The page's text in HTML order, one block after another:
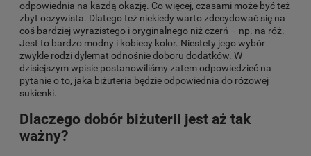
odpowiednia na każdą okazję. Co więcej, czasami może być też
zbyt oczywista. Dlatego też niekiedy warto zdecydować się na
coś bardziej wyrazistego i oryginalnego niż czerń – np. na róż.
Jest to bardzo modny i kobiecy kolor. Niestety jego wybór
zwykle rodzi dylemat odnośnie doboru dodatków. W
dzisiejszym wpisie postanowiliśmy zatem odpowiedzieć na
pytanie o to, jaka biżuteria będzie odpowiednia do różowej
sukienki.
Dlaczego dobór biżuterii jest aż tak
ważny?